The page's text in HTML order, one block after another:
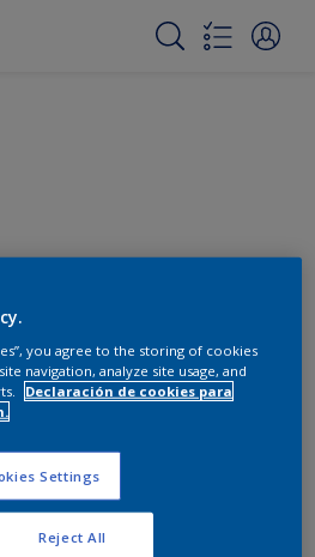
productos para
Filter
you agree to the storing of cookies
navigation, analyze site usage, and
Declaración de cookies para
Settings
Reject All